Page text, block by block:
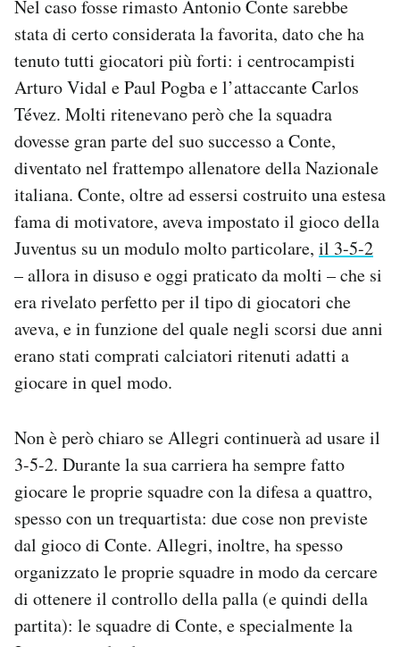
Nel caso fosse rimasto Antonio Conte sarebbe
stata di certo considerata la favorita, dato che ha
tenuto tutti giocatori più forti: i centrocampisti
Arturo Vidal e Paul Pogba e l’attaccante Carlos
Tévez. Molti ritenevano però che la squadra
dovesse gran parte del suo successo a Conte,
diventato nel frattempo allenatore della Nazionale
italiana. Conte, oltre ad essersi costruito una estesa
fama di motivatore, aveva impostato il gioco della
Juventus su un modulo molto particolare, il 3-5-2
– allora in disuso e oggi praticato da molti – che si
era rivelato perfetto per il tipo di giocatori che
aveva, e in funzione del quale negli scorsi due anni
erano stati comprati calciatori ritenuti adatti a
giocare in quel modo.
Non è però chiaro se Allegri continuerà ad usare il
3-5-2. Durante la sua carriera ha sempre fatto
giocare le proprie squadre con la difesa a quattro,
spesso con un trequartista: due cose non previste
dal gioco di Conte. Allegri, inoltre, ha spesso
organizzato le proprie squadre in modo da cercare
di ottenere il controllo della palla (e quindi della
partita): le squadre di Conte, e specialmente la